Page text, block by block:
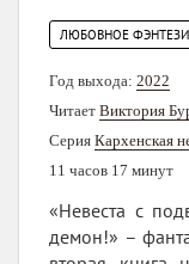
ЛЮБОВНОЕ ФЭНТЕЗИ
Год выхода: 2022
Читает Виктория
Серия Кархенская
11 часов 17 минут
«Невеста с
демон!» –